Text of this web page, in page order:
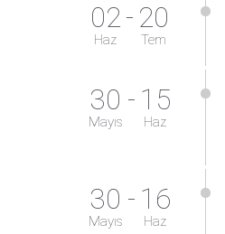
02
Haz
- 20
Tem
30
Mayıs
- 15
Haz
30
Mayıs
- 16
Haz